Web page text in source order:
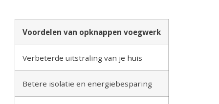
Voordelen van opknappen voegwerk
Verbeterde uitstraling van je huis
Betere isolatie en energiebesparing